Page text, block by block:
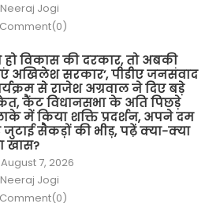
Author
Neeraj Jogi
Comment(0)
हो विकास की दरकार, तो अबकी
अखिलेश सरकार’, पीडीए जनसंवाद
से राजेश अग्रवाल ने दिए बड़े
कैंट विधानसभा के अति पिछड़े
में किया शक्ति प्रदर्शन, अपने दम
जुटाई सैकड़ों की भीड़, पढ़ें क्या-क्या
खास?
Posted
on
August 7, 2026
Author
Neeraj Jogi
Comment(0)